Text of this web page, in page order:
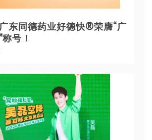
东同德药业好德快®荣膺“广
号！